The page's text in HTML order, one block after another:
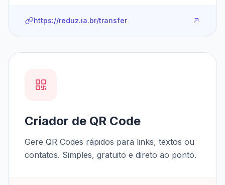
https://reduz.ia.br/transfer
Criador de QR Code
Gere QR Codes rápidos para links, textos ou
contatos. Simples, gratuito e direto ao ponto.